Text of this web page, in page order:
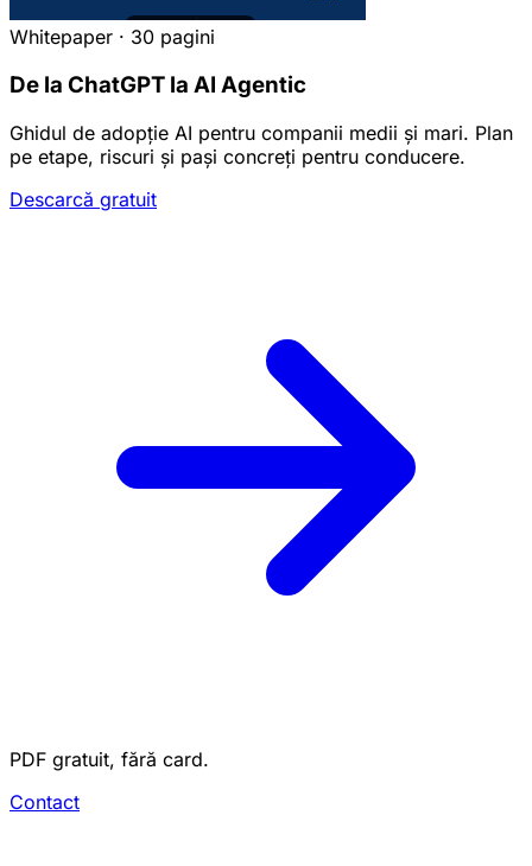
Whitepaper · 30 pagini
De la ChatGPT la AI Agentic
Ghidul de adopție AI pentru companii medii și mari. Plan
pe etape, riscuri și pași concreți pentru conducere.
Descarcă gratuit
PDF gratuit, fără card.
Contact